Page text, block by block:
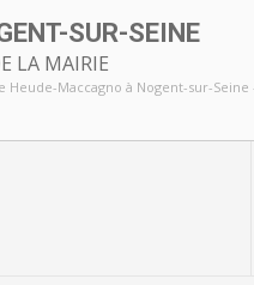
SUR-SEINE
LA MAIRIE
Heude-Maccagno à Nogent-sur-Seine